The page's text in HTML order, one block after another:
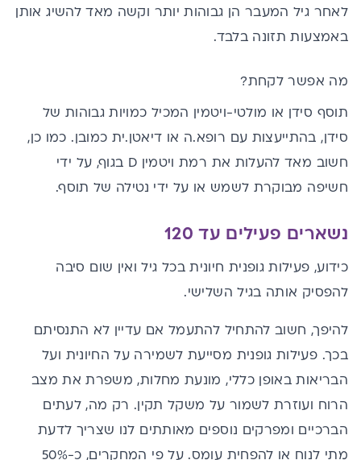
לאחר גיל המעבר הן גבוהות יותר וקשה מאד להשיג אותן
באמצעות תזונה בלבד.
מה אפשר לקחת?
תוסף סידן או מולטי-ויטמין המכיל כמויות גבוהות של
סידן, בהתייעצות עם רופא.ה או דיאטן.ית כמובן. כמו כן,
חשוב מאד להעלות את רמת ויטמין D בגוף, על ידי
חשיפה מבוקרת לשמש או על ידי נטילה של תוסף.
נשארים פעילים עד 120
כידוע, פעילות גופנית חיונית בכל גיל ואין שום סיבה
להפסיק אותה בגיל השלישי.
להיפך, חשוב להתחיל להתעמל אם עדיין לא התנסיתם
בכך. פעילות גופנית מסייעת לשמירה על החיונית ועל
הבריאות באופן כללי, מונעת מחלות, משפרת את מצב
הרוח ועוזרת לשמור על משקל תקין. רק מה, לעתים
הברכיים ומפרקים נוספים מאותתים לנו שצריך לדעת
מתי לנוח או להפחית עומס. על פי המחקרים, כ-50%